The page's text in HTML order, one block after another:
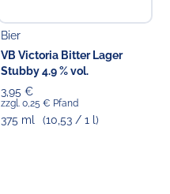
Bier
VB Victoria Bitter Lager
Stubby 4.9 % vol.
3,95 €
zzgl. 0,25 € Pfand
375 ml (10,53 / 1 l)